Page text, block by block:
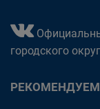
городского
РЕКОМЕНДУЕМ